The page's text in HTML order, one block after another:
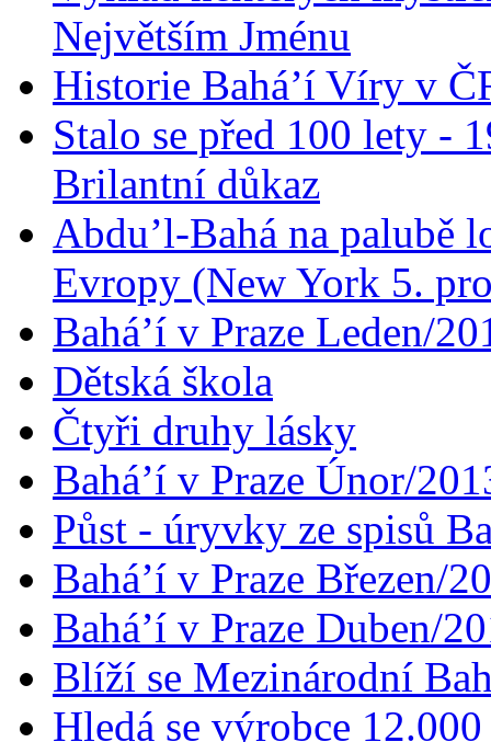
Největším Jménu
Historie Bahá’í Víry v
Stalo se před 100 lety -
Brilantní důkaz
Abdu’l-Bahá na palubě
Evropy (New York 5.
Bahá’í v Praze Leden/
Dětská škola
Čtyři druhy lásky
Bahá’í v Praze Únor/
Půst - úryvky ze spisů
Bahá’í v Praze Březen/
Bahá’í v Praze Duben/
Blíží se Mezinárodní
Hledá se výrobce